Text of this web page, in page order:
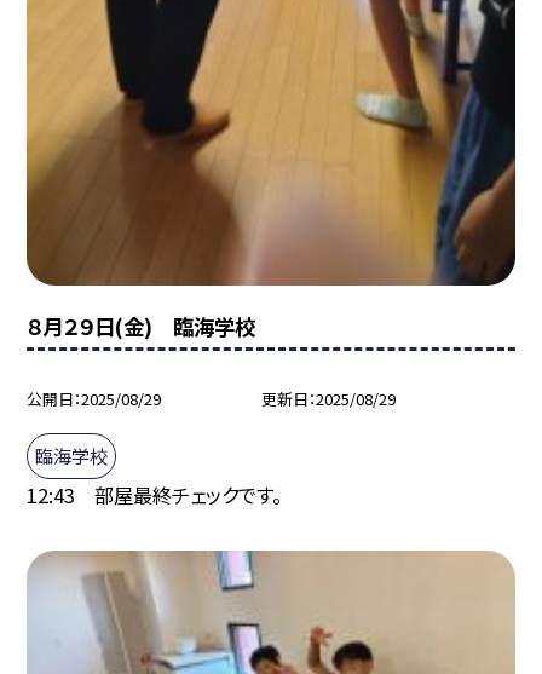
８月２９日(金) 臨海学校
公開日 2025/08/29 更新日 2025/08/29
臨海学校
12:43 部屋最終チェックです。